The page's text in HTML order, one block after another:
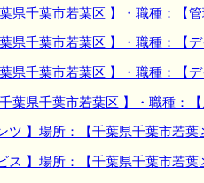
千葉市若葉区 】・職種：【管
千葉市若葉区 】・職種：【
千葉市若葉区 】・職種：【
県千葉市若葉区 】・職種：【
】場所：【千葉県千葉市若葉
】場所：【千葉県千葉市若葉